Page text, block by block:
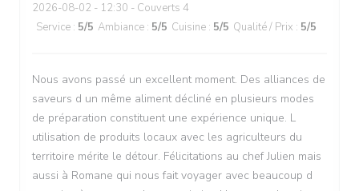
2026-08-02 - 12:30 - Couverts 4
Service : 5/5 Ambiance : 5/5 Cuisine : 5/5 Qualité / Prix : 5/5
Nous avons passé un excellent moment. Des alliances de
saveurs d un même aliment décliné en plusieurs modes
de préparation constituent une expérience unique. L
utilisation de produits locaux avec les agriculteurs du
territoire mérite le détour. Félicitations au chef Julien mais
aussi à Romane qui nous fait voyager avec beaucoup d